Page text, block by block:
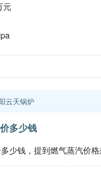
云天锅炉
多少钱
少钱，提到燃气蒸汽价